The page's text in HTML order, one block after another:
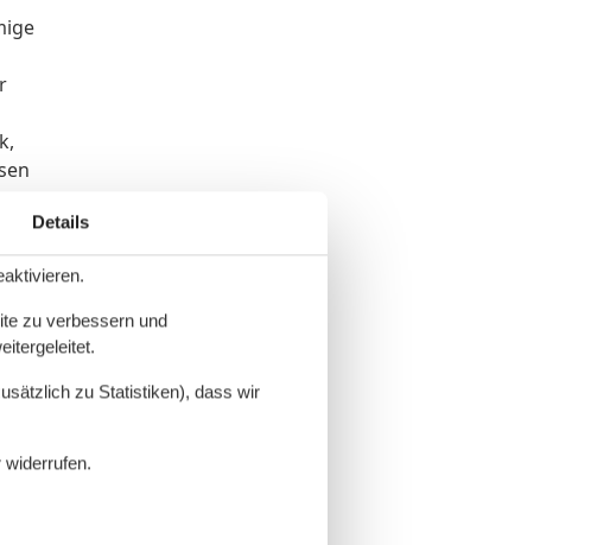
am
Details
zu verbessern und
zu Statistiken), dass wir
widerrufen.